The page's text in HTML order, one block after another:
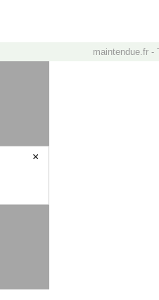
maintendue.fr -
×